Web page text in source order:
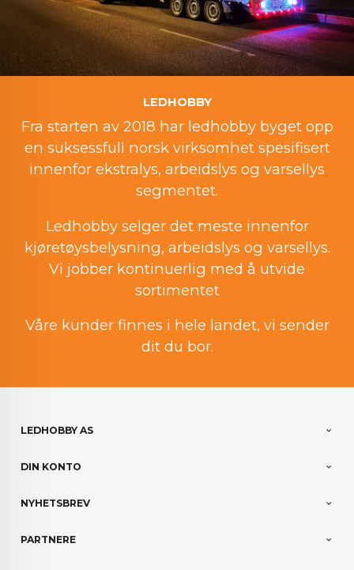
LEDHOBBY
Fra starten av 2018 har ledhobby byget opp
en suksessfull norsk virksomhet spesifisert
innenfor ekstralys, arbeidslys og varsellys
segmentet.
Ledhobby selger det meste innenfor
kjøretøysbelysning, arbeidslys og varsellys.
Vi jobber kontinuerlig med å utvide
sortimentet
Våre kunder finnes i hele landet, vi sender
dit du bor.
LEDHOBBY AS
DIN KONTO
NYHETSBREV
PARTNERE